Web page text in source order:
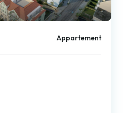
Appartement